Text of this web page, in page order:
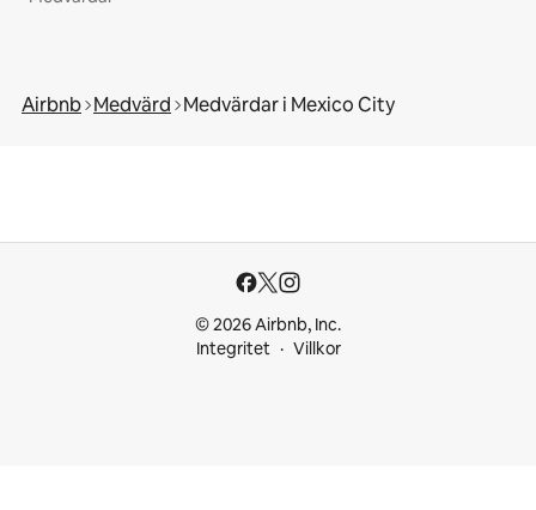
Airbnb Medvärd Medvärdar i Mexico City
© 2026 Airbnb, Inc.
Integritet
Villkor